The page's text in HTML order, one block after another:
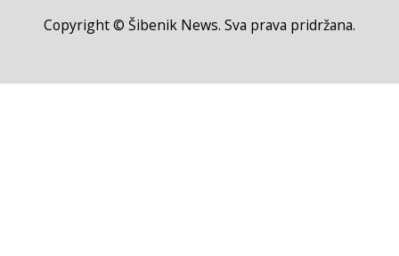
Copyright © Šibenik News. Sva prava pridržana.